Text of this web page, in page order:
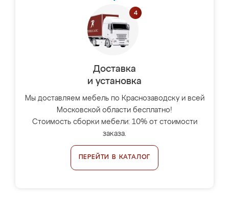
Доставка
и установка
Мы доставляем мебель по Краснозаводску и всей
Московской области бесплатно!
Стоимость сборки мебели: 10% от стоимости
заказа.
ПЕРЕЙТИ В КАТАЛОГ